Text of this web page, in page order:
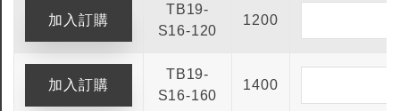
TB19-
S16-120
1200
TB19-
S16-160
1400